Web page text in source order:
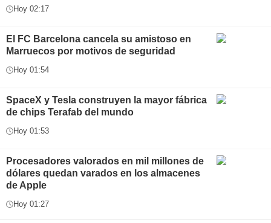
Hoy 02:17
El FC Barcelona cancela su amistoso en
Marruecos por motivos de seguridad
Hoy 01:54
SpaceX y Tesla construyen la mayor fábrica
de chips Terafab del mundo
Hoy 01:53
Procesadores valorados en mil millones de
dólares quedan varados en los almacenes
de Apple
Hoy 01:27